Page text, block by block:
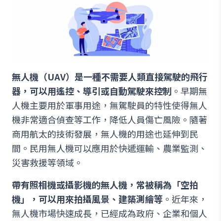
無人機（UAV）是一種不需要人類直接駕駛的飛行
器，可以用遙控、導引或自動駕駛來控制 。早期無
人機主要用於軍事用途，無駕駛員的特性使得無人
機非常適合偵查等工作，降低人員傷亡風險。隨著
商用航太的技術發展，無人機的用途也延伸到民
間。民用無人機可以應用於快遞運輸、農業監測、
災害救援等領域。
帶有照相機或攝影機的無人機，常被稱為「空拍
機」，可以用來拍攝風景、建築測繪等 。近年來，
無人機市場快速成長，已經成為政府、企業和個人